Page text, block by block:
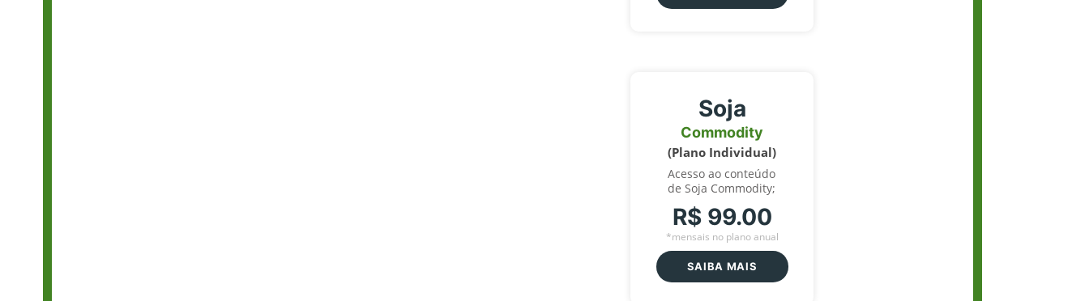
Soja
Commodity
(Plano Individual)
Acesso ao conteúdo
de Soja Commodity;
R$ 99.00
*mensais no plano anual
SAIBA MAIS